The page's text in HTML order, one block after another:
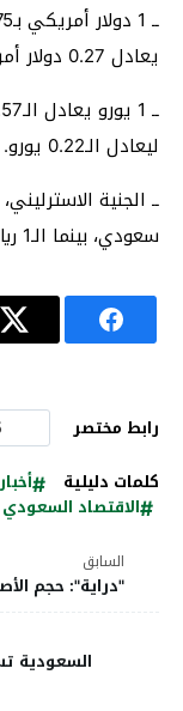
يعادل 0.27 دولار أمريكي
ليعادل الـ0.22 يورو.
سعودي، بينما الـ1 ريال سعودي يعادل 0.20 جنيه استرليني.
رابط مختصر
كلمات دليلية
الاقتصاد السعودي
السابق
"دراية": حجم الأصول
السعودية